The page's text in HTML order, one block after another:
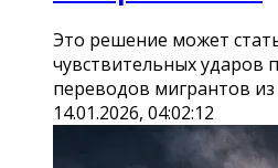
Это решение может
чувствительных ударов
переводов мигрантов
14.01.2026, 04:02:12